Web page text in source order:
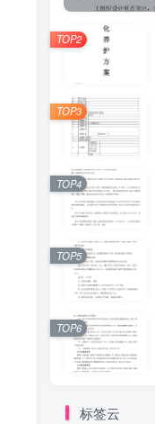
TOP2
TOP3
TOP4
TOP5
TOP6
标签云